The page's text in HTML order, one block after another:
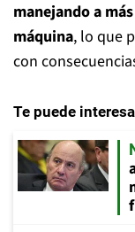
manejando a
máquina, lo que
con
Te puede